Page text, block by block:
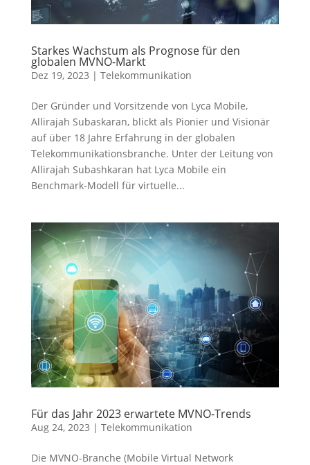
Starkes Wachstum als Prognose für den
globalen MVNO-Markt
Dez 19, 2023 | Telekommunikation
Der Gründer und Vorsitzende von Lyca Mobile,
Allirajah Subaskaran, blickt als Pionier und Visionär
auf über 18 Jahre Erfahrung in der globalen
Telekommunikationsbranche. Unter der Leitung von
Allirajah Subashkaran hat Lyca Mobile ein
Benchmark-Modell für virtuelle...
Für das Jahr 2023 erwartete MVNO-Trends
Aug 24, 2023 | Telekommunikation
Die MVNO-Branche (Mobile Virtual Network